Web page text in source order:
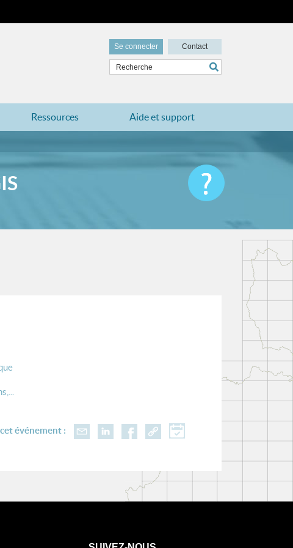
Se connecter Contact
Ressources Aide et support
événement :